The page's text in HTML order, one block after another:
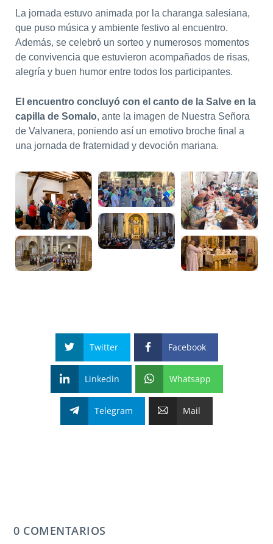
La jornada estuvo animada por la charanga salesiana,
que puso música y ambiente festivo al encuentro.
Además, se celebró un sorteo y numerosos momentos
de convivencia que estuvieron acompañados de risas,
alegría y buen humor entre todos los participantes.
El encuentro concluyó con el canto de la Salve en la
capilla de Somalo, ante la imagen de Nuestra Señora
de Valvanera, poniendo así un emotivo broche final a
una jornada de fraternidad y devoción mariana.
Twitter Facebook
Linkedin Whatsapp
Telegram Mail
0 COMENTARIOS